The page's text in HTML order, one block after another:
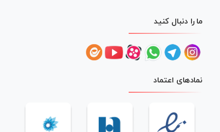
ما را دنبال کنید
نمادهای اعتماد